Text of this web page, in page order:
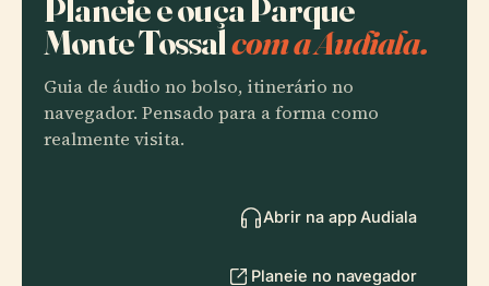
Planeie e ouça Parque
Monte Tossalcom a Audiala.
Guia de áudio no bolso, itinerário no
navegador. Pensado para a forma como
realmente visita.
Abrir na app Audiala
Planeie no navegador